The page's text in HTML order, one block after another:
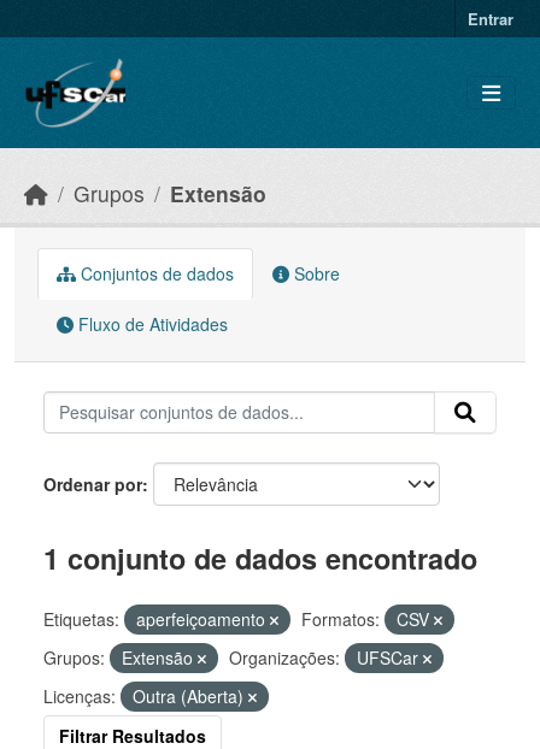
Entrar
Grupos Extensão
Conjuntos de dados Sobre
Fluxo de Atividades
Ordenar por
1 conjunto de dados encontrado
Etiquetas: aperfeiçoamento Formatos:
CSV
Grupos:
Extensão Organizações:
UFSCar
Licenças:
Outra (Aberta)
Filtrar Resultados